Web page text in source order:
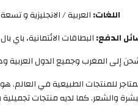
اللغات: العربية / الانجليزية و
الدفع: البطاقات الائتمانية، باي
إلى المغرب وجميع الدول العربية ودول
للمنتجات الطبيعية في العالم.
والشعر. كما لديه منتجات